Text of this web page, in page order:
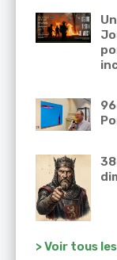
> Voir tous